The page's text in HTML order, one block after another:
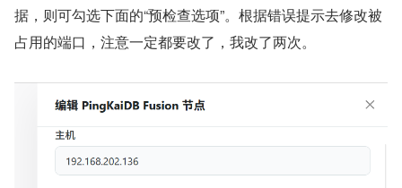
据，则可勾选下面的“预检查选项”。根据错误提示去修改被
占用的端口，注意一定都要改了，我改了两次。